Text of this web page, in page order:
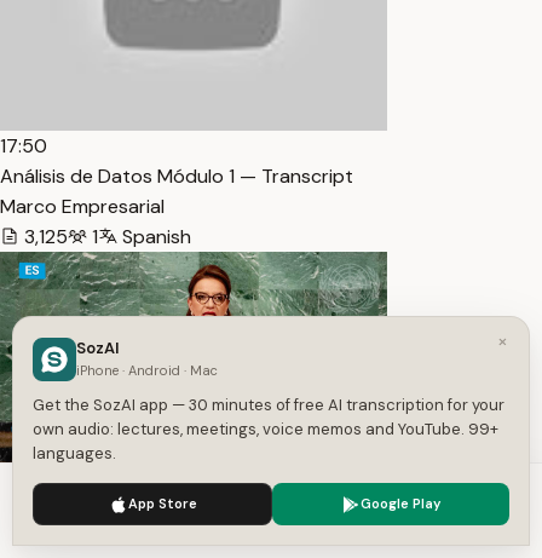
17:50
Análisis de Datos Módulo 1 — Transcript
Marco Empresarial
3,125
1 Spanish
19:35
(Español) 🇭🇳 Honduras – President Addresses United Nati…
— Transcript
We use cookies to enhance your experience.
×
SozAI
iPhone · Android · Mac
Get the SozAI app — 30 minutes of free AI transcription for your
own audio: lectures, meetings, voice memos and YouTube. 99+
languages.
App Store Google Play